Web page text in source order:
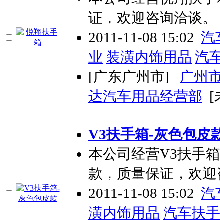
证，欢迎咨询洽谈。
2011-11-08 15:02 汽
业 装潢内饰用品 汽
[广东广州市]
广州
达汽车用品经营部 [
V3扶手箱-灰色包皮
本公司经营V3扶手
款，质量保证，欢
2011-11-08 15:02 汽
潢内饰用品 汽车扶